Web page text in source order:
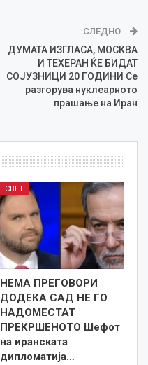
СЛЕДНО
ДУМАТА ИЗГЛАСА, МОСКВА
И ТЕХЕРАН ЌЕ БИДАТ
СОЈУЗНИЦИ 20 ГОДИНИ Се
разгорува нуклеарното
прашање на Иран
СВЕТ
НЕМА ПРЕГОВОРИ
ДОДЕКА САД НЕ ГО
НАДОМЕСТАТ
ПРЕКРШЕНОТО Шефот
на иранската
дипломатија…